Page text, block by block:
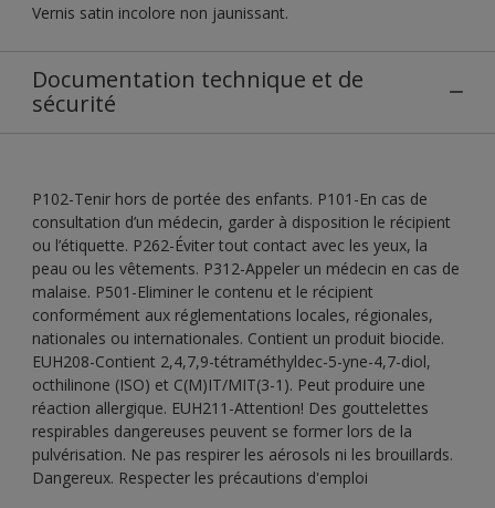
Vernis satin incolore non jaunissant.
Documentation technique et de
sécurité
P102-Tenir hors de portée des enfants. P101-En cas de
consultation d’un médecin, garder à disposition le récipient
ou l’étiquette. P262-Éviter tout contact avec les yeux, la
peau ou les vêtements. P312-Appeler un médecin en cas de
malaise. P501-Eliminer le contenu et le récipient
conformément aux réglementations locales, régionales,
nationales ou internationales. Contient un produit biocide.
EUH208-Contient 2,4,7,9-tétraméthyldec-5-yne-4,7-diol,
octhilinone (ISO) et C(M)IT/MIT(3-1). Peut produire une
réaction allergique. EUH211-Attention! Des gouttelettes
respirables dangereuses peuvent se former lors de la
pulvérisation. Ne pas respirer les aérosols ni les brouillards.
Dangereux. Respecter les précautions d'emploi